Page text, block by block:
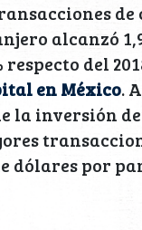
alcanzó
respecto del
en México.
la inversión
dólares por